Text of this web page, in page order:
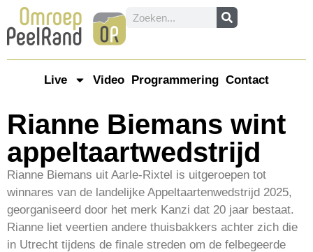
Live Video Programmering Contact
Rianne Biemans wint
appeltaartwedstrijd
Rianne Biemans uit Aarle-Rixtel is uitgeroepen tot
winnares van de landelijke Appeltaartenwedstrijd 2025,
georganiseerd door het merk Kanzi dat 20 jaar bestaat.
Rianne liet veertien andere thuisbakkers achter zich die
in Utrecht tijdens de finale streden om de felbegeerde